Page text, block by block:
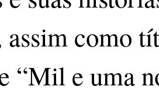
assim como
“Mil e uma